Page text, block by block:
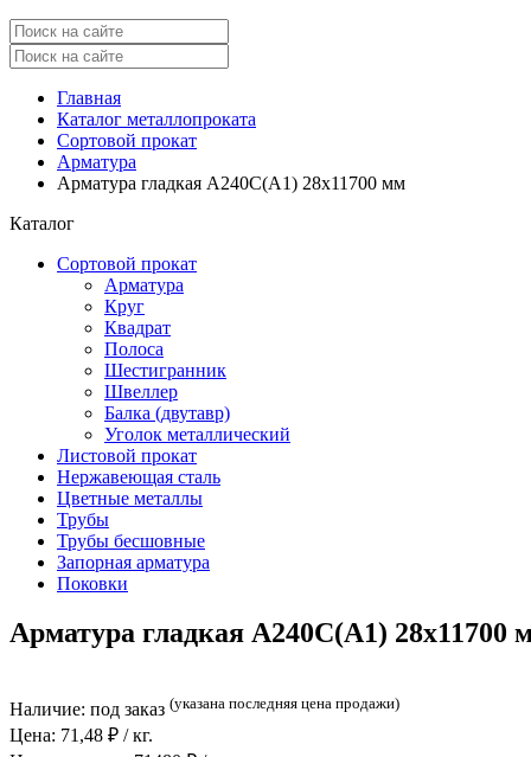
Главная
Каталог металлопроката
Сортовой прокат
Арматура
Арматура гладкая А240С(А1) 28x11700 мм
Каталог
Сортовой прокат
Арматура
Круг
Квадрат
Полоса
Шестигранник
Швеллер
Балка (двутавр)
Уголок металлический
Листовой прокат
Нержавеющая сталь
Цветные металлы
Трубы
Трубы бесшовные
Запорная арматура
Поковки
Арматура гладкая А240С(А1) 28x11700
Наличие: под заказ (указана последняя цена продажи)
Цена: 71,48 ₽ / кг.